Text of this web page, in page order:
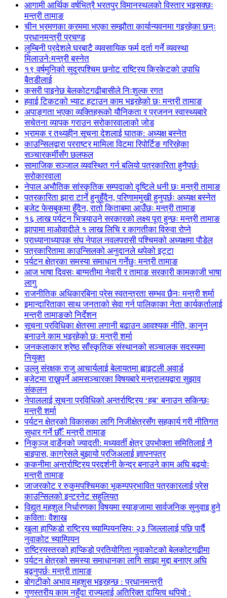
आगामी आर्थिक वर्षभित्रै भरतपुर विमानस्थलको विस्तार भइसक्छः
मन्त्री तामाङ
चीन भ्रमणका क्रममा भएका सम्झौता कार्यान्यवनमा गइरहेका छन्ः
प्रधानमन्त्री प्रचण्ड
लुम्बिनी प्रदेशले घरबाटै व्यवसायिक फर्म दर्ता गर्ने व्यवस्था
मिलाउने:मन्त्री बस्नेत
१९ वर्षमुनिको सुदूरपश्चिम छनोट राष्ट्रिय क्रिकेटको उपाधि
बैतडीलाई
कसरी पाइनेछ बेलकोटगढीबासीले निःशुल्क रगत
हवाई टिकटको भ्याट हटाउन काम भइरहेको छः मन्त्री तामाङ
अपाङ्गता भएका व्यक्तिहरूको यौनिकता र प्रजनन स्वास्थ्यबारे
सचेतना व्यापक गराउन सरोकारवालाको जोड
भ्रामक र तथ्यहीन सूचना देशलाई घातक: अध्यक्ष बस्नेत
काउन्सिलद्वारा परराष्ट्र मामिला विटमा रिपोर्टिङ गरिरहेका
सञ्चारकर्मीसँग छलफल
सामाजिक सञ्जाल व्यवस्थित गर्न बलियो पत्रकारिता हुनैपर्छः
सरोकारवाला
नेपाल अभौतिक सांस्कृतिक सम्पदाको दृष्टिले धनी छः मन्त्री तामाङ
पत्रकारिता झारा टार्ने हुनुहुँदैन, परिणाममुखी हुनुपर्छः अध्यक्ष बस्नेत
बजेट फेसबुकमा हुँदैन, रातो किताबमा आउँछः मन्त्री तामाङ
१६ लाख पर्यटन भित्र्याउने सरकारको लक्ष्य पूरा हुन्छः मन्त्री तामाङ
झापामा माओवादीले १ लाख लिचि र कागतीका विरुवा रोप्ने
प्राध्यानाध्यापक संघ नेपाल नवलपरासी पश्चिमको अध्यक्षमा पौडेल
पत्रकारितामा काउन्सिलको अनुदानले थपेको इट्टा
पर्यटन क्षेत्रका समस्या समाधान गर्नेछुः मन्त्री तामाङ
आज भाषा दिवसः बाग्मतीमा नेवारी र तामाङ सरकारी कामकाजी भाषा
लागु
राजनीतिक अधिकारबिना प्रेस स्वतन्त्रता सम्भव छैनः मन्त्री शर्मा
इमान्दारिताका साथ जनताकाे सेवा गर्न पालिकाका नेता कार्यकर्तालाई
मन्त्री तामाङको निर्देशन
सूचना प्रविधिका क्षेत्रमा लगानी बढाउन आवश्यक नीति, कानुन
बनाउने काम भइरहेको छः मन्त्री शर्मा
जनकलाकार श्रेष्ठ साँस्कृतिक संस्थानको सञ्चालक सदस्यमा
नियुक्त
उल्लु संरक्षक राजु आचार्यलाई बेलायतमा ह्वाइटली अवार्ड
बजेटमा राख्नुपर्ने आमसञ्चारका विषयबारे मन्त्रालयद्वारा सुझाव
संकलन
नेपाललाई सूचना प्रविधिको अन्तर्राष्ट्रिय ‘हब’ बनाउन सकिन्छः
मन्त्री शर्मा
पर्यटन क्षेत्रको विकासका लागि निजीक्षेत्रसँग सहकार्य गरी नीतिगत
सुधार गर्ने छौँ: मन्त्री तामाङ
निकुञ्ज वार्डेनको ज्यादती: मध्यवर्ती क्षेत्र उपभोक्ता समितिलाई नै
बाइपास, काग्रेसले बुझायो प्रजिअलाई ज्ञापनपत्र
ककनीमा अन्तर्राष्ट्रिय प्रदर्शनी केन्द्र बनाउने काम अघि बढ्योः
मन्त्री तामाङ
जाजरकोट र रुकुमपश्चिमका भूकम्पप्रभावित पत्रकारलाई प्रेस
काउन्सिलको इन्टरनेट सहुलियत
विद्युत महशुल निर्धारणका विषयमा स्याङ्जामा सार्वजनिक सुनुवाइ हुने
कविताः वैशाख
खुला हाप्किडो राष्ट्रिय च्याम्पियनसिपः २३ जिल्लालाई पछि पार्दै
नुवाकोट च्याम्पियन
राष्ट्रियस्तरको हाप्किडो प्रतियोगिता नुवाकोटको बेलकोटगढीमा
पर्यटन क्षेत्रको समस्या समाधानका लागि साझा मुद्दा बनाएर अघि
बढ्नुपर्छः मन्त्री तामाङ
बोगटीको अभाव महशुस भइरहन्छ : प्रधानमन्त्री
गुणस्तरीय काम नहुँदा राज्यलाई अतिरिक्त दायित्व थपियो :